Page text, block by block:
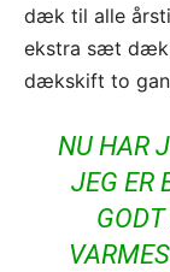
dæk til alle
ekstra sæt
dækskift to
NU HAR
JEG ER